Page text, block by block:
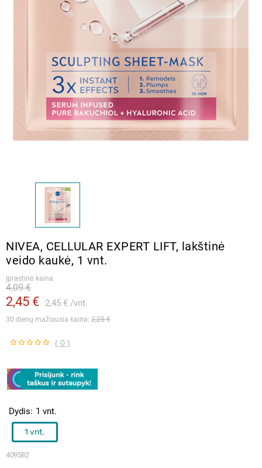
NIVEA, CELLULAR EXPERT LIFT, lakštinė
veido kaukė, 1 vnt.
Įprastinė kaina
2,45 € 2,45 € vnt.
4,09 €
30 dienų mažiausia kaina: 2,25 €
( 0 )
409582
Dydis 1 vnt.
1 vnt.